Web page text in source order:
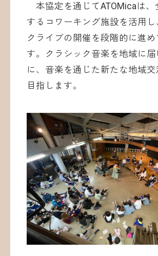
本協定を通じてATOMicaは、
するコワーキング施設を活用し
クライブの開催を段階的に進め
す。クラシック音楽を地域に届
に、音楽を通じた新たな地域
目指します。